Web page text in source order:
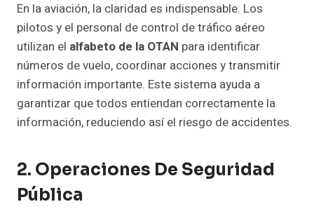
En la aviación, la claridad es indispensable. Los
pilotos y el personal de control de tráfico aéreo
utilizan el alfabeto de la OTAN para identificar
números de vuelo, coordinar acciones y transmitir
información importante. Este sistema ayuda a
garantizar que todos entiendan correctamente la
información, reduciendo así el riesgo de accidentes.
2. Operaciones De Seguridad
Pública